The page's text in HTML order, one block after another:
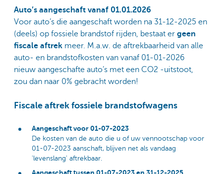
Auto’s aangeschaft vanaf 01.01.2026
Voor auto’s die aangeschaft worden na 31-12-2025 en
(deels) op fossiele brandstof rijden, bestaat er geen
fiscale aftrek meer. M.a.w. de aftrekbaarheid van alle
auto- en brandstofkosten van vanaf 01-01-2026
nieuw aangeschafte auto’s met een CO2 -uitstoot,
zou dan naar 0% gebracht worden!
Fiscale aftrek fossiele brandstofwagens
Aangeschaft voor 01-07-2023
De kosten van de auto die u of uw vennootschap voor
01-07-2023 aanschaft, blijven net als vandaag
'levenslang' aftrekbaar.
Aangeschaft tussen 01-07-2023 en 31-12-2025